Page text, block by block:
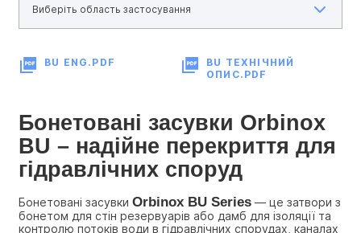
BU ENG.PDF
BU ТЕХНІЧНИЙ
ОПИС.PDF
Бонетовані засувки Orbinox
BU – надійне перекриття для
гідравлічних споруд
Бонетовані засувки Orbinox BU Series — це затвори з
бонетом для стін резервуарів або дамб для ізоляції та
контролю потоків води в гідравлічних спорудах, каналах